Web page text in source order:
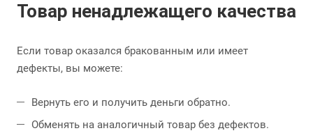
Товар ненадлежащего качества
Если товар оказался бракованным или имеет
дефекты, вы можете:
Вернуть его и получить деньги обратно.
Обменять на аналогичный товар без дефектов.